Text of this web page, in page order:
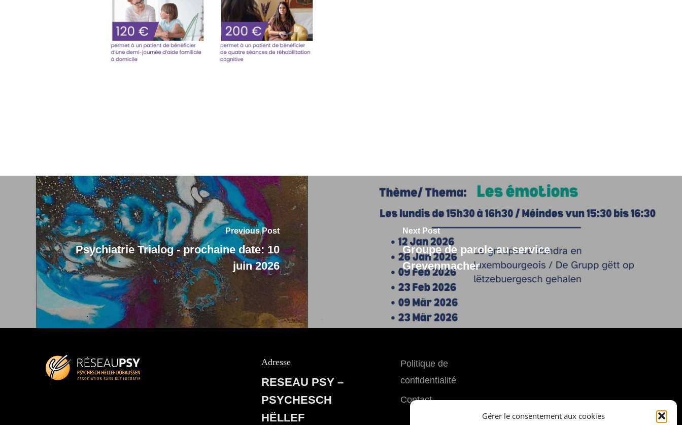
Gérer le consentement aux cookies
Previous Post
Psychiatrie Trialog - prochaine date: 10
juin 2026
Next Post
Groupe de parole au service
Grevenmacher
Adresse
RESEAU PSY –
PSYCHESCH
HËLLEF
Politique de
confidentialité
Contact